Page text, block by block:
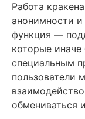
Работа
анонимности и
функция —
которые
специальным
пользователи
обмениваться